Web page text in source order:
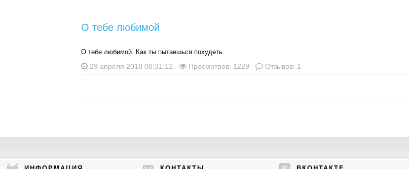
О тебе любимой
О тебе любимой. Как ты пытаешься похудеть.
29 апреля 2018 08:31:12 Просмотров: 1229
Отзывов: 1